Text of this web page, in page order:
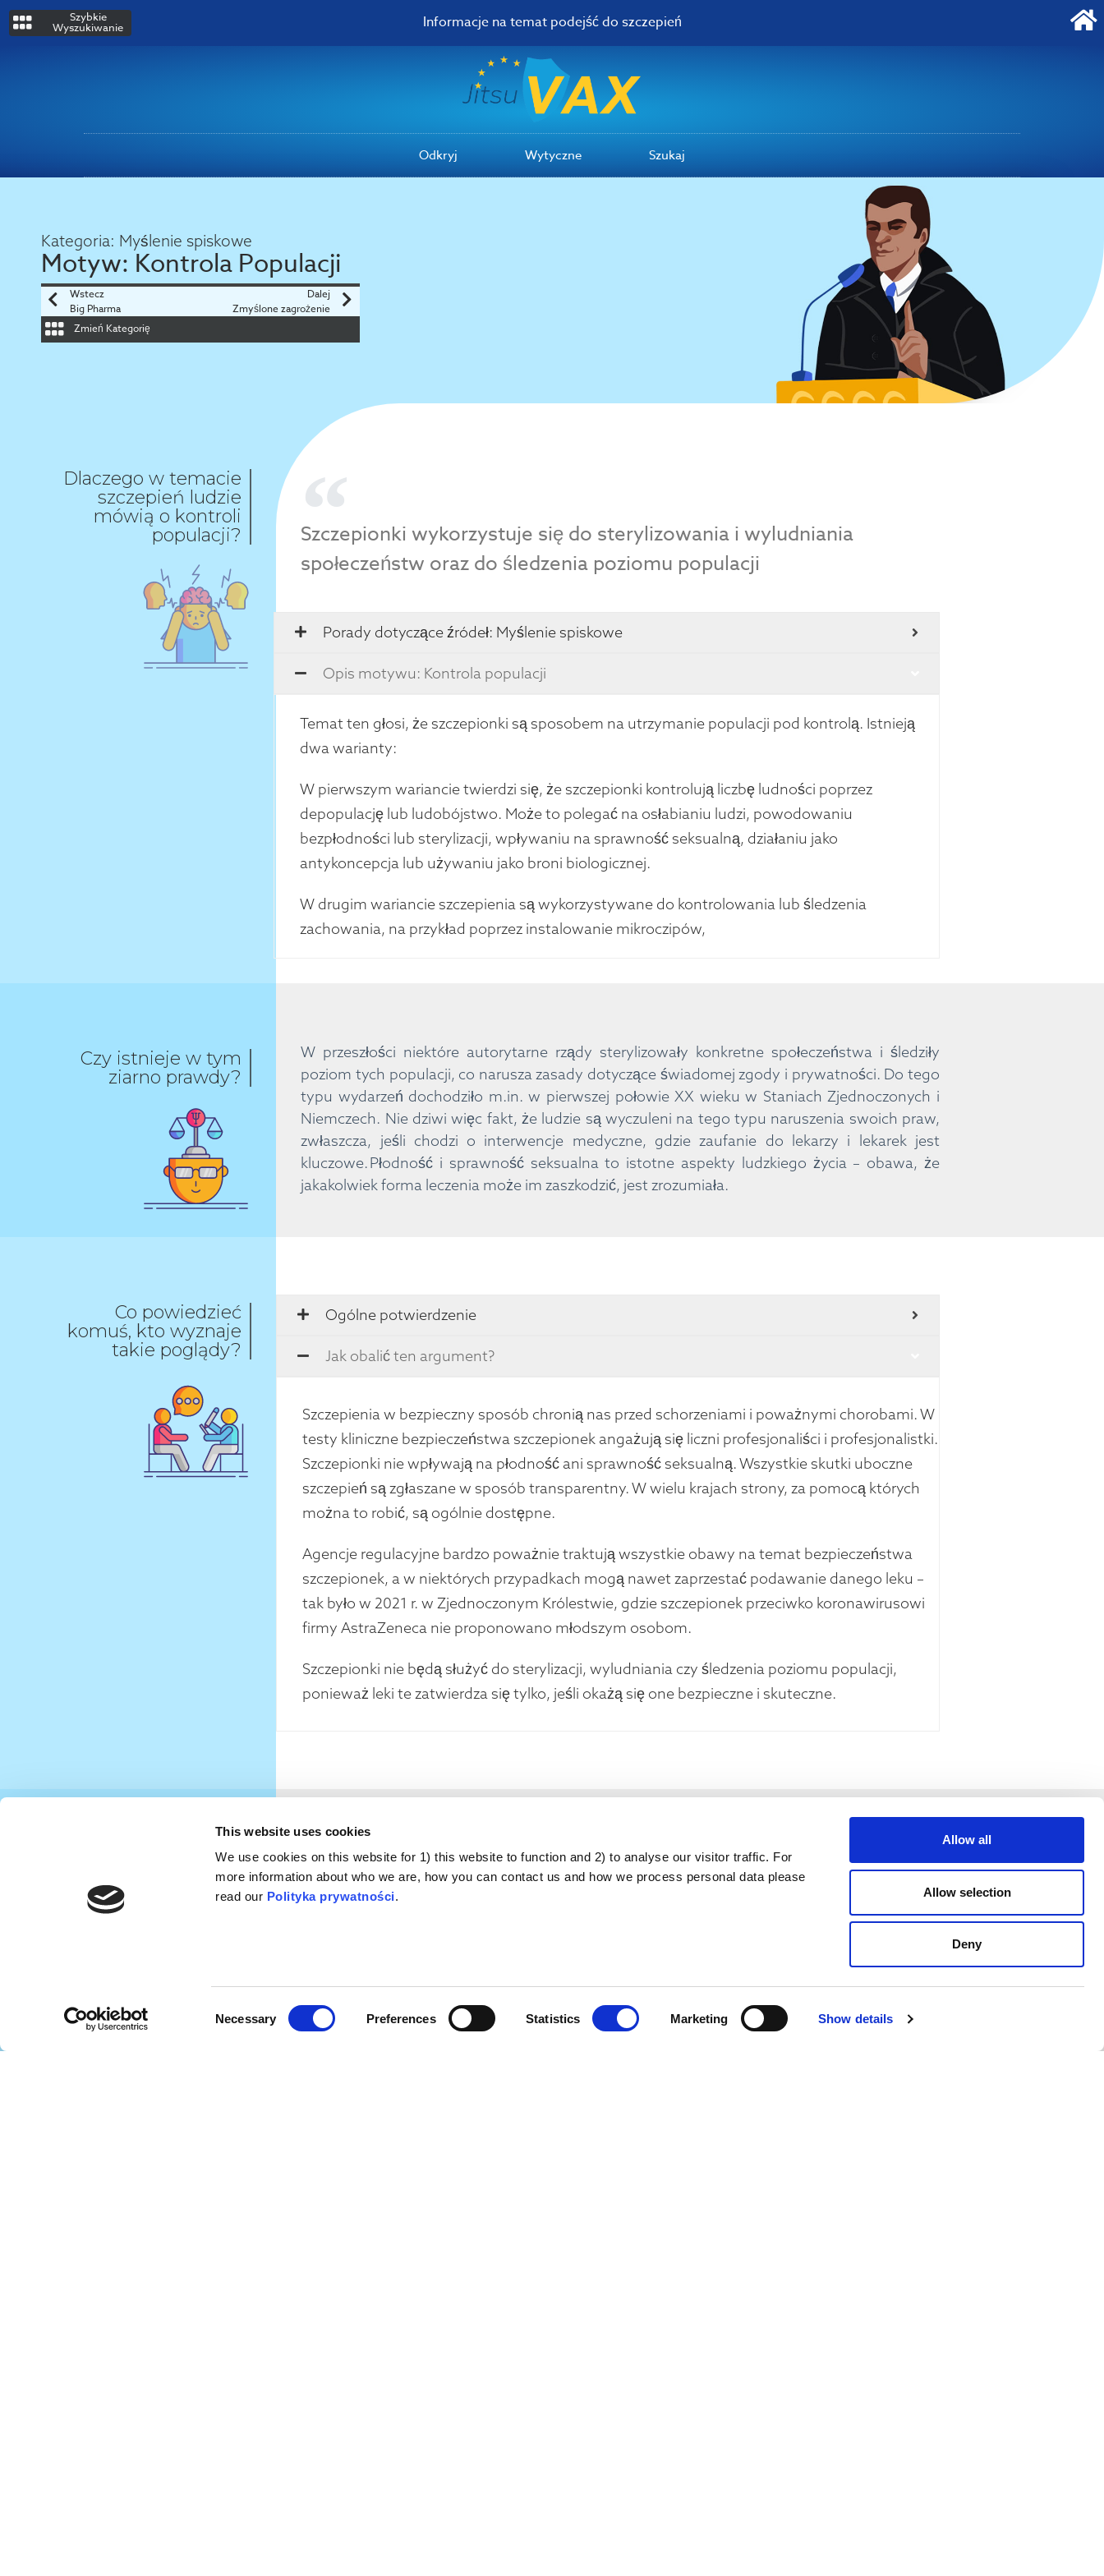
This website uses cookies
We use cookies on this website for 1) this website to function and 2) to analyse our visitor traffic. For
more information about who we are, how you can contact us and how we process personal data please
read our Polityka prywatności.
Selection
Necessary Preferences Statistics Marketing Show details
Allow all
Allow selection
Deny
Szybkie
Wyszukiwanie Informacje na temat podejść do szczepień
Odkryj Wytyczne Szukaj
Kategoria: Myślenie spiskowe
Motyw: Kontrola Populacji
Wstecz
Big Pharma
Dalej
Zmyślone zagrożenie
Zmień Kategorię
Dlaczego w temacie
szczepień ludzie
mówią o kontroli
populacji?
Szczepionki wykorzystuje się do sterylizowania i wyludniania
społeczeństw oraz do śledzenia poziomu populacji
Porady dotyczące źródeł: Myślenie spiskowe
Opis motywu: Kontrola populacji
Temat ten głosi, że szczepionki są sposobem na utrzymanie populacji pod kontrolą. Istnieją
dwa warianty:
W pierwszym wariancie twierdzi się, że szczepionki kontrolują liczbę ludności poprzez
depopulację lub ludobójstwo. Może to polegać na osłabianiu ludzi, powodowaniu
bezpłodności lub sterylizacji, wpływaniu na sprawność seksualną, działaniu jako
antykoncepcja lub używaniu jako broni biologicznej.
W drugim wariancie szczepienia są wykorzystywane do kontrolowania lub śledzenia
zachowania, na przykład poprzez instalowanie mikroczipów,
Czy istnieje w tym
ziarno prawdy?
W przeszłości niektóre autorytarne rządy sterylizowały konkretne społeczeństwa i śledziły
poziom tych populacji, co narusza zasady dotyczące świadomej zgody i prywatności. Do tego
typu wydarzeń dochodziło m.in. w pierwszej połowie XX wieku w Staniach Zjednoczonych i
Niemczech. Nie dziwi więc fakt, że ludzie są wyczuleni na tego typu naruszenia swoich praw,
zwłaszcza, jeśli chodzi o interwencje medyczne, gdzie zaufanie do lekarzy i lekarek jest
kluczowe. Płodność i sprawność seksualna to istotne aspekty ludzkiego życia – obawa, że
jakakolwiek forma leczenia może im zaszkodzić, jest zrozumiała.
Co powiedzieć
komuś, kto wyznaje
takie poglądy?
Ogólne potwierdzenie
Jak obalić ten argument?
Szczepienia w bezpieczny sposób chronią nas przed schorzeniami i poważnymi chorobami. W
testy kliniczne bezpieczeństwa szczepionek angażują się liczni profesjonaliści i profesjonalistki.
Szczepionki nie wpływają na płodność ani sprawność seksualną. Wszystkie skutki uboczne
szczepień są zgłaszane w sposób transparentny. W wielu krajach strony, za pomocą których
można to robić, są ogólnie dostępne.
Agencje regulacyjne bardzo poważnie traktują wszystkie obawy na temat bezpieczeństwa
szczepionek, a w niektórych przypadkach mogą nawet zaprzestać podawanie danego leku –
tak było w 2021 r. w Zjednoczonym Królestwie, gdzie szczepionek przeciwko koronawirusowi
firmy AstraZeneca nie proponowano młodszym osobom.
Szczepionki nie będą służyć do sterylizacji, wyludniania czy śledzenia poziomu populacji,
ponieważ leki te zatwierdza się tylko, jeśli okażą się one bezpieczne i skuteczne.
Gdzie mogę
dowiedzieć się
więcej?
Dodatkowe informacje:
Teorie spiskowe.
Źródła akademickie:
Wstęp do tematu teorii spiskowych.